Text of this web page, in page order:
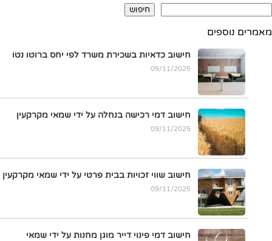
חיפוש
מאמרים נוספים
חישוב כדאיות בשכירת משרד לפי יחס ברוטו נטו
09/11/2025
חישוב דמי רכישה בנחלה על ידי שמאי מקרקעין
09/11/2025
חישוב שווי זכויות בבית פרטי על ידי שמאי מקרקעין
09/11/2025
חישוב דמי פינוי דייר מוגן מחנות על ידי שמאי